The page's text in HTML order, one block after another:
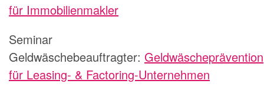
für Immobilienmakler
Seminar
Geldwäschebeauftragter: Geldwäscheprävention
für Leasing- & Factoring-Unternehmen